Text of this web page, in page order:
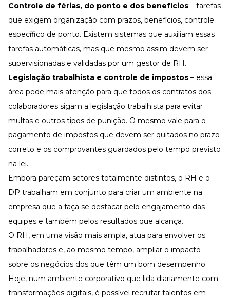
Controle de férias, do ponto e dos benefícios – tarefas
que exigem organização com prazos, benefícios, controle
específico de ponto. Existem sistemas que auxiliam essas
tarefas automáticas, mas que mesmo assim devem ser
supervisionadas e validadas por um gestor de RH.
Legislação trabalhista e controle de impostos – essa
área pede mais atenção para que todos os contratos dos
colaboradores sigam a legislação trabalhista para evitar
multas e outros tipos de punição. O mesmo vale para o
pagamento de impostos que devem ser quitados no prazo
correto e os comprovantes guardados pelo tempo previsto
na lei.
Embora pareçam setores totalmente distintos, o RH e o
DP trabalham em conjunto para criar um ambiente na
empresa que a faça se destacar pelo engajamento das
equipes e também pelos resultados que alcança.
O RH, em uma visão mais ampla, atua para envolver os
trabalhadores e, ao mesmo tempo, ampliar o impacto
sobre os negócios dos que têm um bom desempenho.
Hoje, num ambiente corporativo que lida diariamente com
transformações digitais, é possível recrutar talentos em